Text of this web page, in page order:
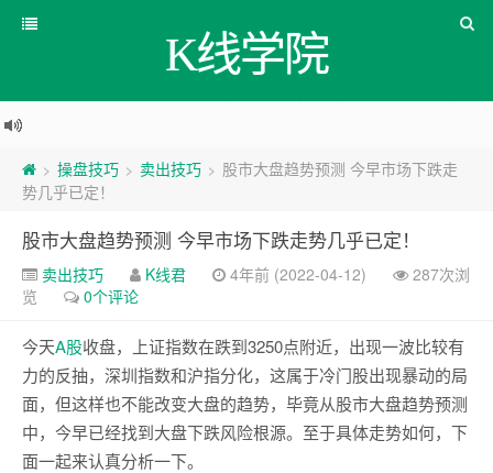
K线学院
> 操盘技巧 > 卖出技巧 > 股市大盘趋势预测 今早市场下跌走
势几乎已定！
股市大盘趋势预测 今早市场下跌走势几乎已定！
卖出技巧 K线君 4年前 (2022-04-12)
287次浏
览
0个评论
今天A股收盘，上证指数在跌到3250点附近，出现一波比较有
力的反抽，深圳指数和沪指分化，这属于冷门股出现暴动的局
面，但这样也不能改变大盘的趋势，毕竟从股市大盘趋势预测
中，今早已经找到大盘下跌风险根源。至于具体走势如何，下
面一起来认真分析一下。